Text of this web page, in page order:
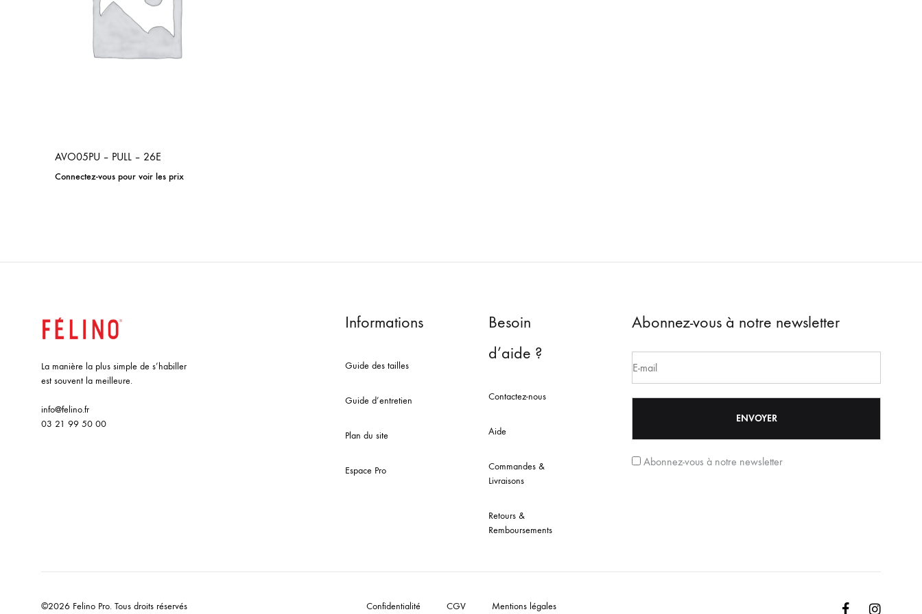
AVO05PU – PULL – 26E
Connectez-vous pour voir les prix
La manière la plus simple de s’habiller
est souvent la meilleure.
info@felino.fr
03 21 99 50 00
Informations
Guide des tailles
Guide d’entretien
Plan du site
Espace Pro
Besoin
d’aide ?
Contactez-nous
Aide
Commandes &
Livraisons
Retours &
Remboursements
Abonnez-vous à notre newsletter
Abonnez-vous à notre newsletter
©2026 Felino Pro. Tous droits réservés Confidentialité CGV Mentions légales Facebook